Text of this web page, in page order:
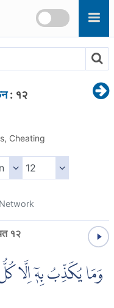
: १२
Cheating
१२
وَمَا يُكَذِّبُ بِهٖٓ اِلَّا